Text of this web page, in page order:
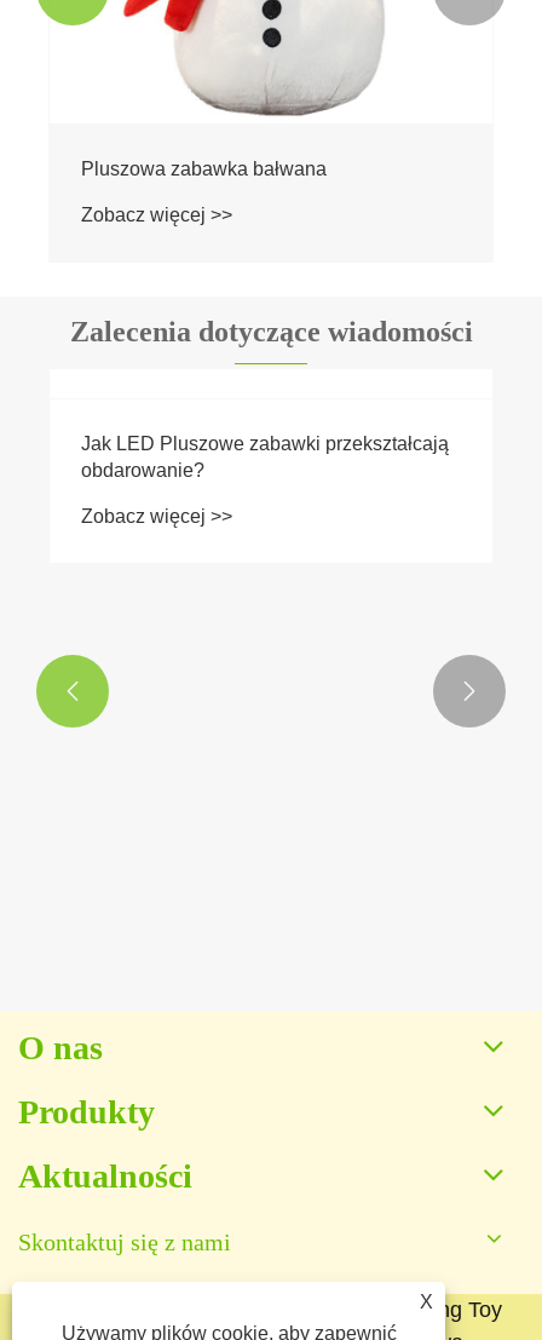
Pluszowa zabawka bałwana
Zobacz więcej >>
Zalecenia dotyczące wiadomości
 
O nas
Produkty
Aktualności
Skontaktuj się z nami
Prawa autorskie © 2025 Baoding Yuankang Toy
X
Używamy plików cookie, aby zapewnić